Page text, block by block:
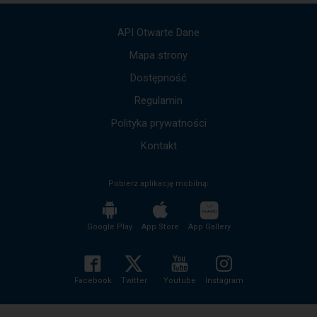
API Otwarte Dane
Mapa strony
Dostępność
Regulamin
Polityka prywatności
Kontakt
Pobierz aplikację mobilną:
Google Play App Store App Gallery
Facebook Twitter Youtube Instagram